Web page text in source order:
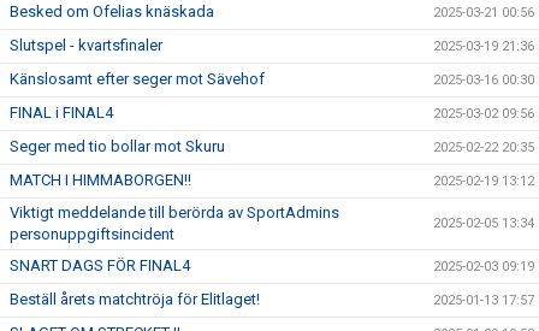
Besked om Ofelias knäskada 2025-03-21 00:56
Slutspel - kvartsfinaler 2025-03-19 21:36
Känslosamt efter seger mot Sävehof 2025-03-16 00:30
FINAL i FINAL4 2025-03-02 09:56
Seger med tio bollar mot Skuru 2025-02-22 20:35
MATCH I HIMMABORGEN!! 2025-02-19 13:12
Viktigt meddelande till berörda av SportAdmins
personuppgiftsincident
2025-02-05 13:34
SNART DAGS FÖR FINAL4 2025-02-03 09:19
Beställ årets matchtröja för Elitlaget! 2025-01-13 17:57